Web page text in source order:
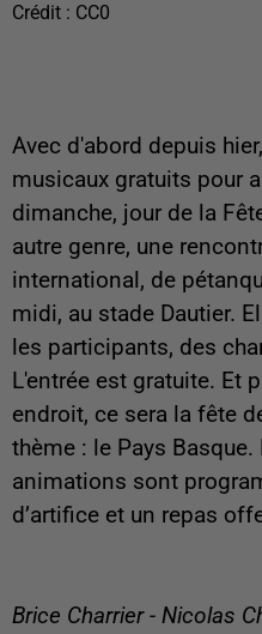
Crédit : CC0
Avec d'abord depuis
musicaux gratuits pour
dimanche, jour de la
autre genre, une
international, de
midi, au stade Dautier.
les participants, des
L'entrée est gratuite. Et
endroit, ce sera la fête
thème : le Pays Basque.
animations sont
d’artifice et un repas
Brice Charrier - Nicolas